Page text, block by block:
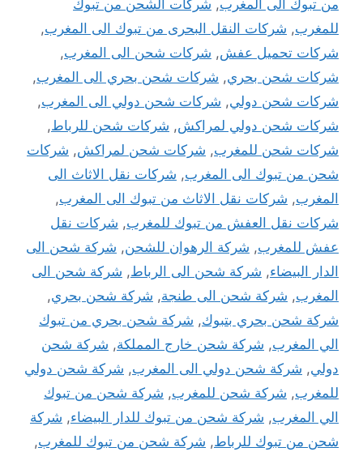
من تبوك الى المغرب, شركات الشحن من تبوك
للمغرب, شركات النقل البحرى من تبوك الى المغرب,
شركات تحميل عفش, شركات شحن الى المغرب,
شركات شحن بحري, شركات شحن بحري الى المغرب,
شركات شحن دولي, شركات شحن دولي الى المغرب,
شركات شحن دولي لمراكش, شركات شحن للرباط,
شركات شحن للمغرب, شركات شحن لمراكش, شركات
شحن من تبوك الى المغرب, شركات نقل الاثاث الى
المغرب, شركات نقل الاثاث من تبوك الى المغرب,
شركات نقل العفش من تبوك للمغرب, شركات نقل
عفش للمغرب, شركة الرهوان للشحن, شركة شحن الى
الدار البيضاء, شركة شحن الى الرباط, شركة شحن الى
المغرب, شركة شحن الى طنجة, شركة شحن بحري,
شركة شحن بحري بتبوك, شركة شحن بحري من تبوك
الي المغرب, شركة شحن خارج المملكة, شركة شحن
دولي, شركة شحن دولي الى المغرب, شركة شحن دولي
للمغرب, شركة شحن للمغرب, شركة شحن من تبوك
الي المغرب, شركة شحن من تبوك للدار البيضاء, شركة
شحن من تبوك للرباط, شركة شحن من تبوك للمغرب,